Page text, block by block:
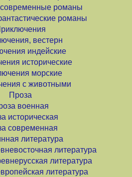
романы
романы
вестерн
индейские
исторические
морские
с животными
Проза
военная
историческая
современная
литература
литература
литература
литература